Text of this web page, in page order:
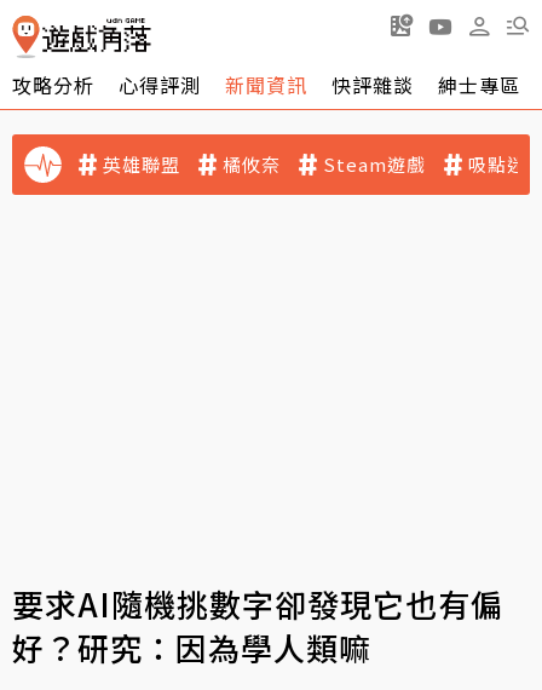
攻略分析 心得評測 新聞資訊 快評雜談 紳士專區
英雄聯盟 橘攸奈 Steam遊戲 吸點迷
要求AI隨機挑數字卻發現它也有偏
好？研究：因為學人類嘛